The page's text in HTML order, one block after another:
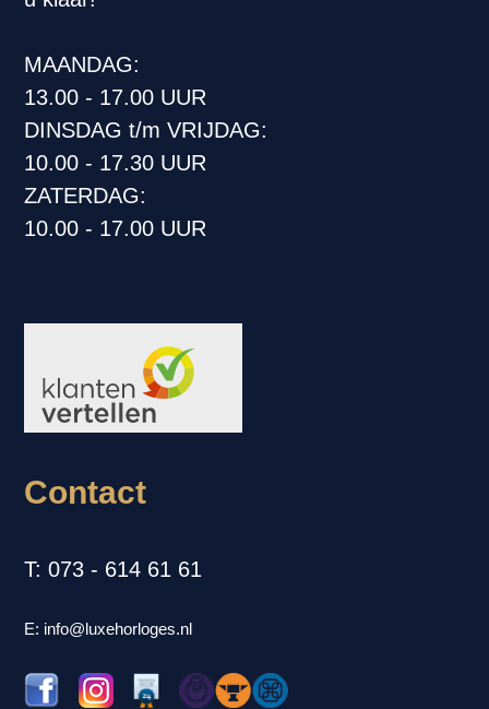
MAANDAG:
13.00 - 17.00 UUR
DINSDAG t/m VRIJDAG:
10.00 - 17.30 UUR
ZATERDAG:
10.00 - 17.00 UUR
Contact
T: 073 - 614 61 61
E: info@luxehorloges.nl